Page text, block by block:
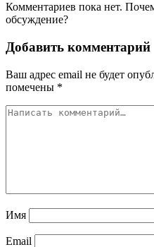
Комментариев пока нет.
обсуждение?
Добавить комментарий
Ваш адрес email не будет
помечены *
Имя
Email